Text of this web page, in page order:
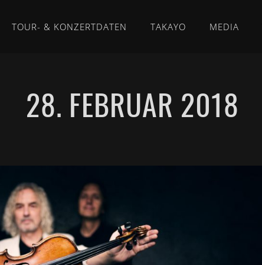
TOUR- & KONZERTDATEN TAKAYO MEDIA
28. FEBRUAR 2018